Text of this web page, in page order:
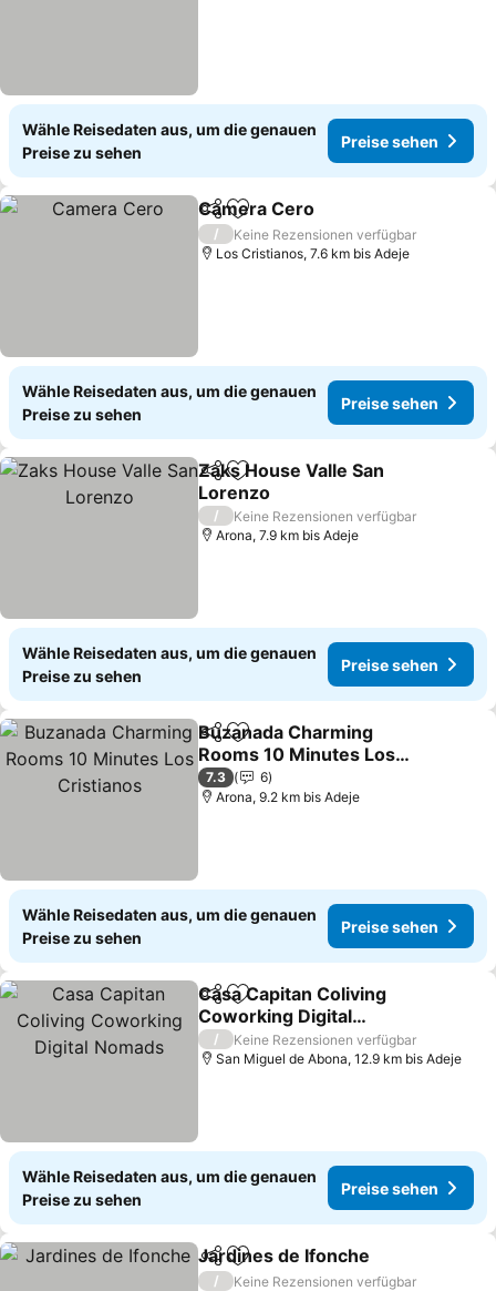
Wähle Reisedaten aus, um die genauen
Preise zu sehen
Preise sehen
TeilenZu Favoriten hinzufügen
Camera Cero
/
Keine Rezensionen verfügbar
Los Cristianos, 7.6 km bis Adeje
Wähle Reisedaten aus, um die genauen
Preise zu sehen
Preise sehen
TeilenZu Favoriten hinzufügen
Zaks House Valle San
Lorenzo
/
Keine Rezensionen verfügbar
Arona, 7.9 km bis Adeje
Wähle Reisedaten aus, um die genauen
Preise zu sehen
Preise sehen
TeilenZu Favoriten hinzufügen
Buzanada Charming
Rooms 10 Minutes Los
Cristianos
7.3
6
Arona, 9.2 km bis Adeje
Wähle Reisedaten aus, um die genauen
Preise zu sehen
Preise sehen
TeilenZu Favoriten hinzufügen
Casa Capitan Coliving
Coworking Digital
Nomads
/
Keine Rezensionen verfügbar
San Miguel de Abona, 12.9 km bis Adeje
Wähle Reisedaten aus, um die genauen
Preise zu sehen
Preise sehen
TeilenZu Favoriten hinzufügen
Jardines de Ifonche
/
Keine Rezensionen verfügbar